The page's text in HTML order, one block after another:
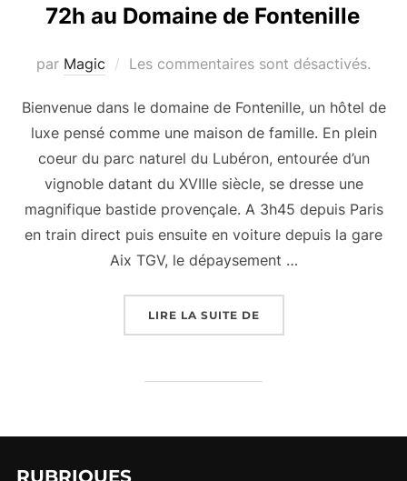
72h au Domaine de Fontenille
par Magic Les commentaires sont désactivés.
Bienvenue dans le domaine de Fontenille, un hôtel de
luxe pensé comme une maison de famille. En plein
coeur du parc naturel du Lubéron, entourée d’un
vignoble datant du XVIIIe siècle, se dresse une
magnifique bastide provençale. A 3h45 depuis Paris
en train direct puis ensuite en voiture depuis la gare
Aix TGV, le dépaysement …
LIRE LA SUITE DE« 72H AU DOMAINE
RUBRIQUES